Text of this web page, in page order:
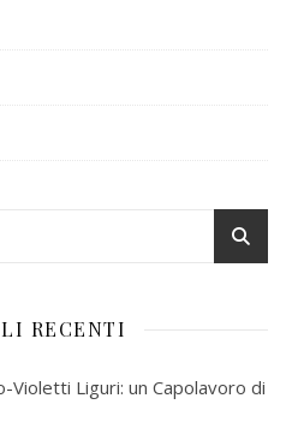
RECENTI
Violetti Liguri: un Capolavoro di